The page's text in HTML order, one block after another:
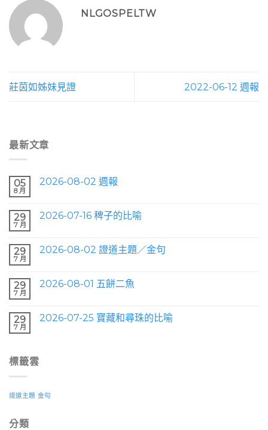
NLGOSPELTW
莊茵如姊妹見證 2022-06-12 週報
最新文章
05
8 月
2026-08-02 週報
29
7 月
2026-07-16 稗子的比喻
29
7 月
2026-08-02 證道主題／金句
29
7 月
2026-08-01 五餅二魚
29
7 月
2026-07-25 寶藏和尋珠的比喻
標籤雲
證道主題 金句
分類